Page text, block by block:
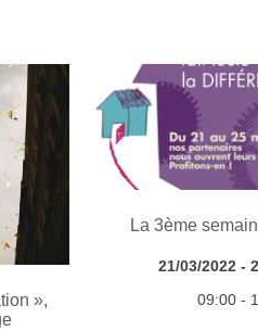
»,
La 3ème
21/03/2022 -
09:00 -